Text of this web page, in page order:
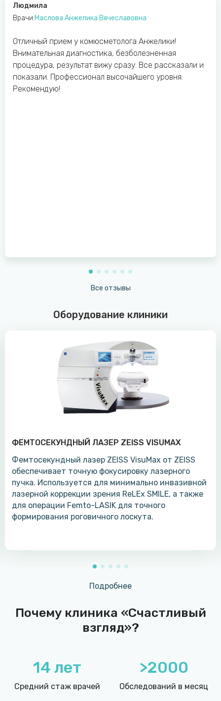
Людмила
Врачи:Маслова Анжелика Вячеславовна
Отличный прием у комюсметолога Анжелики!
Внимательная диагностика, безболезненная
процедура, результат вижу сразу. Все рассказали и
показали. Профессионал высочайшего уровня.
Рекомендую!
Все отзывы
Оборудование клиники
ФЕМТОСЕКУНДНЫЙ ЛАЗЕР ZEISS VISUMAX
Фемтосекундный лазер ZEISS VisuMax от ZEISS
обеспечивает точную фокусировку лазерного
пучка. Используется для минимально инвазивной
лазерной коррекции зрения ReLEx SMILE, а также
для операции Femto-LASIK для точного
формирования роговичного лоскута.
Подробнее
Почему клиника «Счастливый
взгляд»?
14 лет
Средний стаж врачей
>2000
Обследований в месяц